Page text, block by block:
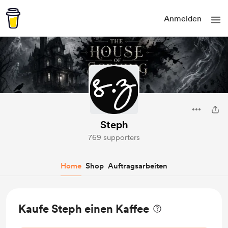
Anmelden
Steph
769 supporters
Home Shop Auftragsarbeiten
Kaufe Steph einen Kaffee